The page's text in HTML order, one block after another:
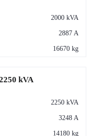
2000 kVA
2887 A
16670 kg
kVA
2250 kVA
3248 A
14180 kg